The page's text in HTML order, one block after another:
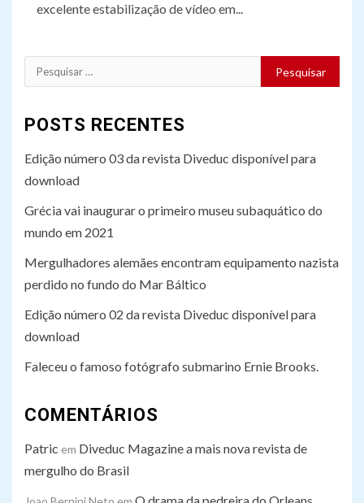
excelente estabilização de vídeo em...
Pesquisar
por:
POSTS RECENTES
Edição número 03 da revista Diveduc disponível para
download
Grécia vai inaugurar o primeiro museu subaquático do
mundo em 2021
Mergulhadores alemães encontram equipamento nazista
perdido no fundo do Mar Báltico
Edição número 02 da revista Diveduc disponível para
download
Faleceu o famoso fotógrafo submarino Ernie Brooks.
COMENTÁRIOS
Patric em Diveduc Magazine a mais nova revista de
mergulho do Brasil